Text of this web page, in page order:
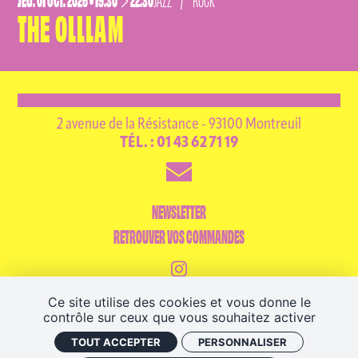
Ce site utilise des cookies et vous donne le
contrôle sur ceux que vous souhaitez activer
TOUT ACCEPTER PERSONNALISER
THE OLLLAM
2 avenue de la Résistance - 93100 Montreuil
TÉL. : 01 43 62 71 19
NEWSLETTER
RETROUVER VOS COMMANDES
MENTIONS LÉGALESPLAN DE SITERECRUTEMENTRÈGLEMENT INTÉRIEUR